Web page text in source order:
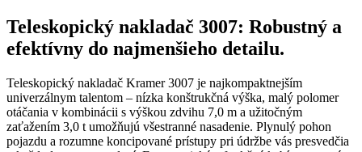
Teleskopický nakladač 3007: Robustný a
efektívny do najmenšieho detailu.
Teleskopický nakladač Kramer 3007 je najkompaktnejším
univerzálnym talentom – nízka konštrukčná výška, malý polomer
otáčania v kombinácii s výškou zdvihu 7,0 m a užitočným
zaťažením 3,0 t umožňujú všestranné nasadenie. Plynulý pohon
pojazdu a rozumne koncipované prístupy pri údržbe vás presvedčia